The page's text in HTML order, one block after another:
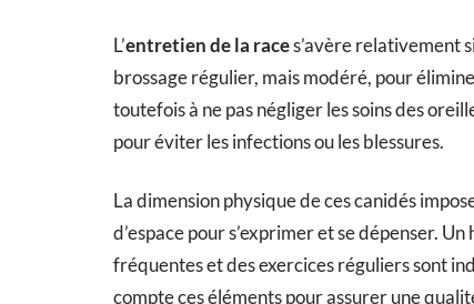
L’entretien de la races’avère relativement
brossage régulier, mais modéré, pour
toutefois à ne pas négliger les soins des
pour éviter les infections ou les blessures.
La dimension physique de ces canidés
d’espace pour s’exprimer et se dépenser.
fréquentes et des exercices réguliers sont
compte ces éléments pour assurer une